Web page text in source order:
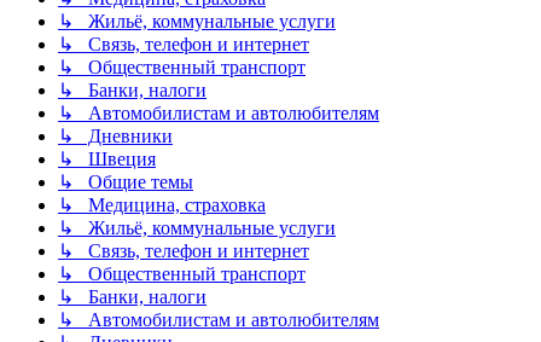
↳ Жильё, коммунальные услуги
↳ Связь, телефон и интернет
↳ Общественный транспорт
↳ Банки, налоги
↳ Автомобилистам и автолюбителям
↳ Дневники
↳ Швеция
↳ Общие темы
↳ Медицина, страховка
↳ Жильё, коммунальные услуги
↳ Связь, телефон и интернет
↳ Общественный транспорт
↳ Банки, налоги
↳ Автомобилистам и автолюбителям